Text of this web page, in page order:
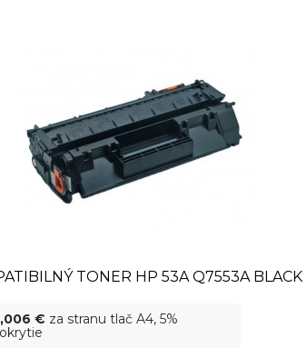
TONER HP 53A Q7553A BLACK
€ za stranu tlač A4, 5%